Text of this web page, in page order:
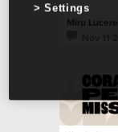
Miru Lucero
Settings